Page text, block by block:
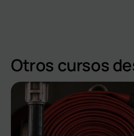
Otros cursos